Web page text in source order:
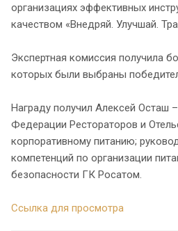
организациях эффективных
качеством «Внедряй. Улучшай.
Экспертная комиссия получила
которых были выбраны
Награду получил Алексей Осташ
Федерации Рестораторов и
корпоративному питанию;
компетенций по организации
безопасности ГК Росатом.
Ссылка для просмотра